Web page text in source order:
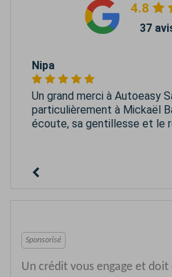
4.8
37
Nipa
Un grand merci à Autoeasy
particulièrement à Mickaël
écoute, sa gentillesse et le